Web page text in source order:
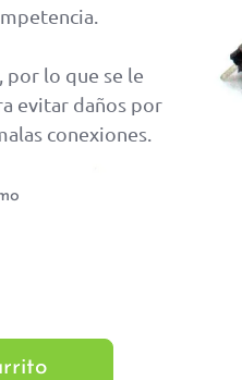
lo que se le
evitar daños por
conexiones.